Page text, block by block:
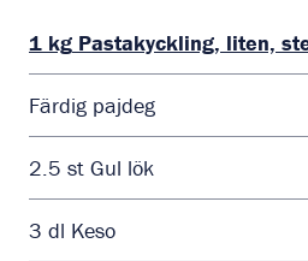
1 kg Pastakyckling, liten,
Färdig pajdeg
2.5 st Gul lök
3 dl Keso